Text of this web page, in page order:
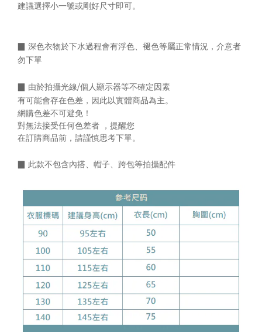
建議選擇小一號或剛好尺寸即可。
▉ 深色衣物於下水過程會有浮色、褪色等屬正常情況，介意者
勿下單
▉ 由於拍攝光線/個人顯示器等不確定因素
有可能會存在色差， 因此以實體商品為主。
網購色差不可避免！
對無法接受任何色差者 ，提醒您
在訂購商品前，請謹慎思考下單。
▉ 此款不包含內搭、帽子、跨包等拍攝配件